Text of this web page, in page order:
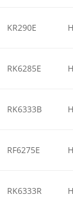
KR290E
RK6285E
RK6333B
RF6275E
RK6333R